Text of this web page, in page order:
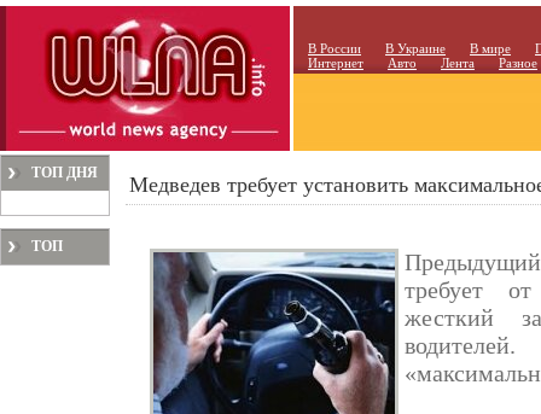
В России В Украине В мире
Интернет
Авто Лента Разное
ТОП ДНЯ
ТОП
Медведев требует установить
требует
жесткий